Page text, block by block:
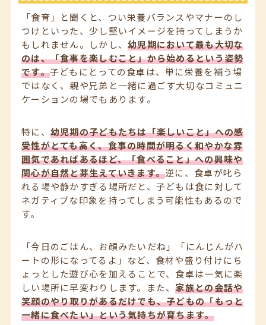
「食育」と聞くと、つい栄養バランスやマナーのし
つけといった、少し堅いイメージを持ってしまうか
もしれません。しかし、幼児期において最も大切な
のは、「食事を楽しむこと」から始めるという姿勢
です。子どもにとっての食卓は、単に栄養を補う場
ではなく、親や兄弟と一緒に過ごす大切なコミュニ
ケーションの場でもあります。
特に、 幼児期の子どもたちは「楽しいこと」への感
受性がとても高く、食事の時間が明るく和やかな雰
囲気であればあるほど、「食べること」への興味や
関心が自然と芽生えていきます。逆に、食卓が叱ら
れる場や静かすぎる場所だと、子どもは食に対して
ネガティブな印象を持ってしまう可能性もあるので
す。
「今日のごはん、お顔みたいだね」「にんじんがハ
ートの形になってるよ」など、食材や盛り付けにち
ょっとした遊び心を加えることで、食卓は一気に楽
しい場所に早変わりします。また、家族との会話や
笑顔のやり取りがあるだけでも、子どもの「もっと
一緒に食べたい」という気持ちが育ちます。